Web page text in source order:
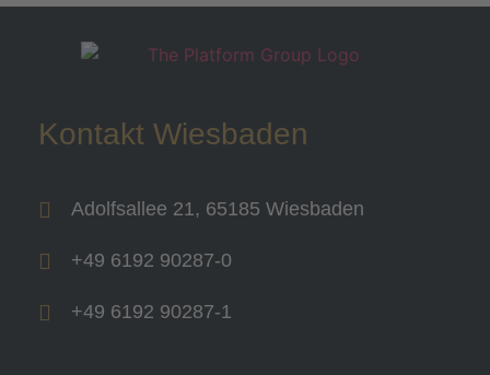
Kontakt Wiesbaden
Adolfsallee 21, 65185 Wiesbaden
+49 6192 90287-0
+49 6192 90287-1